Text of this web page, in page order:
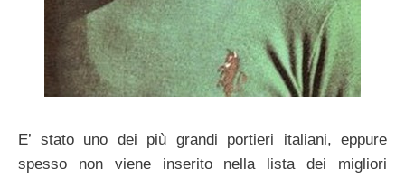
E’ stato uno dei più grandi portieri italiani, eppure
spesso non viene inserito nella lista dei migliori